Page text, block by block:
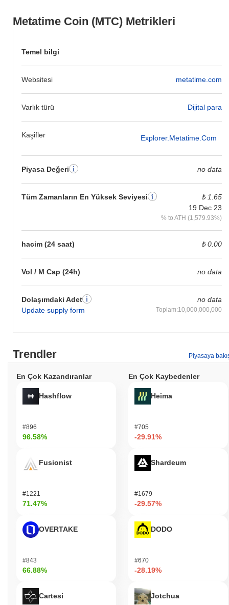
Metatime Coin (MTC) Metrikleri
Temel bilgi
Websitesi metatime.com
Varlık türü Dijital para
Kaşifler Explorer.metatime.com
Piyasa Değeri no data
Tüm Zamanların En Yüksek Seviyesi
₺ 1.65
19 Dec 23
% to ATH (1,579.93%)
hacim (24 saat) ₺ 0.00
Vol / M Cap (24h) no data
Dolaşımdaki Adet
Update supply form
no data
Toplam:10,000,000,000
Trendler Piyasaya
En Çok Kazandıranlar
Hashflow
#896
96.58%
Fusionist
#1221
71.47%
OVERTAKE
#843
66.88%
Cartesi
En Çok Kaybedenler
Heima
#705
-29.91%
Shardeum
#1679
-29.57%
DODO
#670
-28.19%
Jotchua